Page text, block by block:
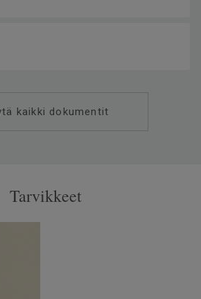
kaikki dokumentit
Tarvikkeet